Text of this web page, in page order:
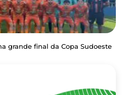
grande final da Copa Sudoeste